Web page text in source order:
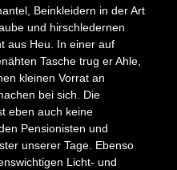
Beinkleidern in der Art
und hirschledernen
aus Heu. In einer auf
Tasche trug er Ahle,
kleinen Vorrat an
bei sich. Die
eben auch keine
Pensionisten und
unserer Tage. Ebenso
Licht- und